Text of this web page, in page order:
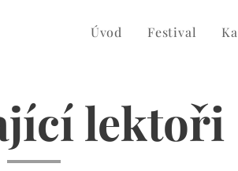
Úvod Festival
lektoři